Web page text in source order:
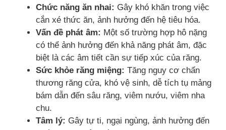
Chức năng ăn nhai: Gây khó khăn trong việc
cắn xé thức ăn, ảnh hưởng đến hệ tiêu hóa.
Vấn đề phát âm: Một số trường hợp hô nặng
có thể ảnh hưởng đến khả năng phát âm, đặc
biệt là các âm tiết cần sự tiếp xúc của răng.
Sức khỏe răng miệng: Tăng nguy cơ chấn
thương răng cửa, khó vệ sinh, dễ tích tụ mảng
bám dẫn đến sâu răng, viêm nướu, viêm nha
chu.
Tâm lý: Gây tự ti, ngại ngùng, ảnh hưởng đến